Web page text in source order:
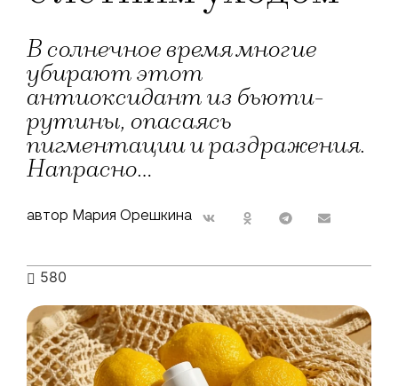
В солнечное время многие
убирают этот
антиоксидант из бьюти-
рутины, опасаясь
пигментации и раздражения.
Напрасно...
автор Мария Орешкина
580